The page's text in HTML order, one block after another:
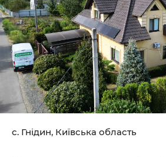
с. Гнідин, Київська область